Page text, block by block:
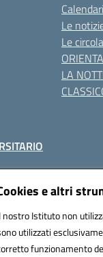
e altri
nostro Istituto non
utilizzati
funzionamento
Le
Le
LA